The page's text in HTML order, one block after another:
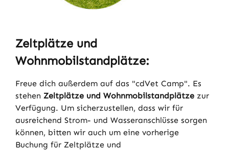
Zeltplätze und
Wohnmobilstandplätze:
Freue dich außerdem auf das "cdVet Camp". Es
stehen Zeltplätze und Wohnmobilstandplätze zur
Verfügung. Um sicherzustellen, dass wir für
ausreichend Strom- und Wasseranschlüsse sorgen
können, bitten wir auch um eine vorherige
Buchung für Zeltplätze und